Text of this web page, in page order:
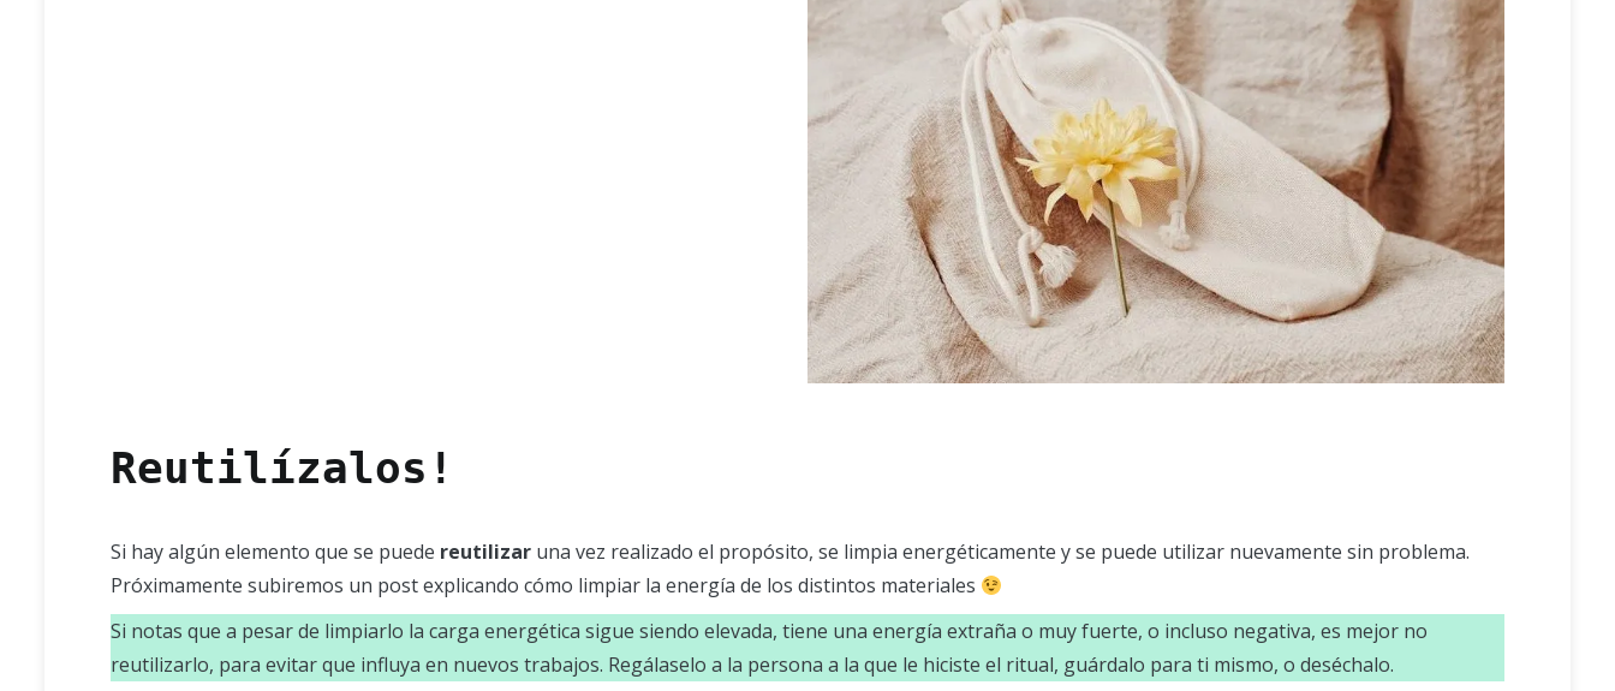
Reutilízalos!
Si hay algún elemento que se puede reutilizar una vez realizado el propósito, se limpia energéticamente y se puede utilizar nuevamente sin problema.
Próximamente subiremos un post explicando cómo limpiar la energía de los distintos materiales
Si notas que a pesar de limpiarlo la carga energética sigue siendo elevada, tiene una energía extraña o muy fuerte, o incluso negativa, es mejor no
reutilizarlo, para evitar que influya en nuevos trabajos. Regálaselo a la persona a la que le hiciste el ritual, guárdalo para ti mismo, o deséchalo.